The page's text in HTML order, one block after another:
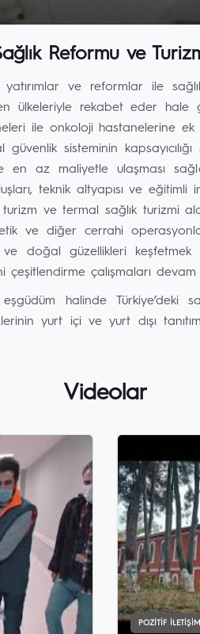
Reformu ve
yatırımlar ve reformlar ile
ülkeleriyle rekabet eder hale
ile onkoloji hastanelerine ek
sisteminin
en az maliyetle ulaşması
teknik altyapısı ve
ve termal sağlık turizmi
ve diğer cerrahi
doğal güzellikleri keşfetmek
çeşitlendirme çalışmaları
halinde Türkiye’deki
yurt içi ve yurt dışı
Videolar
POZITIF